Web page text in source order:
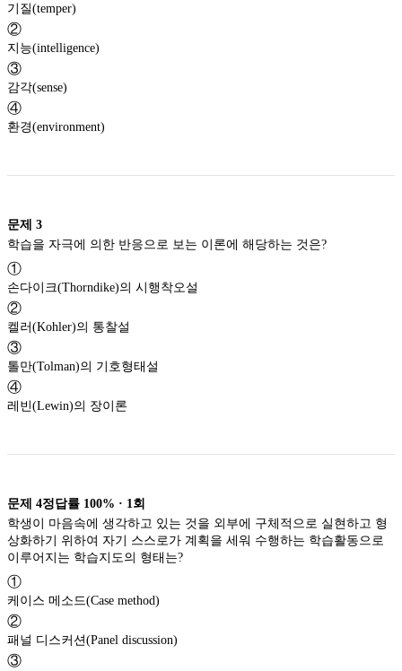
기질(temper)
②
지능(intelligence)
③
감각(sense)
④
환경(environment)
문제 3
학습을 자극에 의한 반응으로 보는 이론에 해당하는 것은?
①
손다이크(Thorndike)의 시행착오설
②
켈러(Kohler)의 통찰설
③
톨만(Tolman)의 기호형태설
④
레빈(Lewin)의 장이론
문제 4정답률 100% · 1 회
학생이 마음속에 생각하고 있는 것을 외부에 구체적으로 실현하고 형
상화하기 위하여 자기 스스로가 계획을 세워 수행하는 학습활동으로
이루어지는 학습지도의 형태는?
①
케이스 메소드(Case method)
②
패널 디스커션(Panel discussion)
③